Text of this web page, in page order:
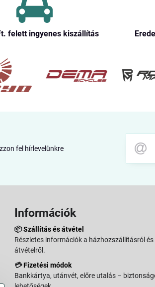
felett ingyenes kiszállítás
fel hírlevelünkre
Információk
📦Szállítás és átvétel
Részletes információk a házhozszállításról és
átvételről.
💳Fizetési módok
Bankkártya, utánvét, előre utalás –